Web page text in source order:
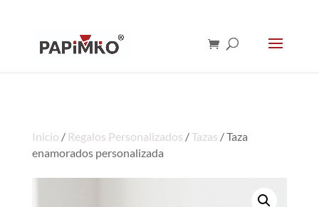
Inicio / Regalos Personalizados /Tazas / Taza
enamorados personalizada